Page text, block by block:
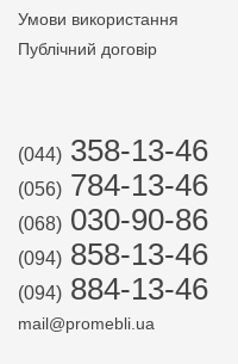
Умови використання
Публічний договір
(044) 358-13-46
(056) 784-13-46
(068) 030-90-86
(094) 858-13-46
(094) 884-13-46
mail@promebli.ua